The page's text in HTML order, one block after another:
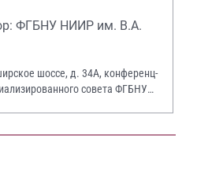
ФГБНУ НИИР им. В.А.
шоссе, д. 34А, конференц-
совета ФГБНУ